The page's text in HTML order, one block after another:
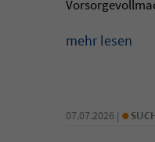
mehr lesen
07.07.2026 | •